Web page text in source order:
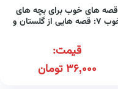
قصه های خوب برای بچه های
خوب ۷: قصه هایی از گلستان و
قیمت:
36,000تومان